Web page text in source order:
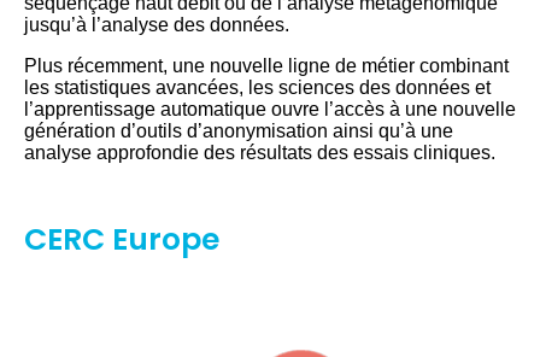
jusqu’à l’analyse des données.
Plus récemment, une nouvelle ligne de métier combinant
les statistiques avancées, les sciences des données et
l’apprentissage automatique ouvre l’accès à une nouvelle
génération d’outils d’anonymisation ainsi qu’à une
analyse approfondie des résultats des essais cliniques.
CERC Europe